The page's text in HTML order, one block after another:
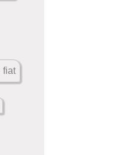
fiat